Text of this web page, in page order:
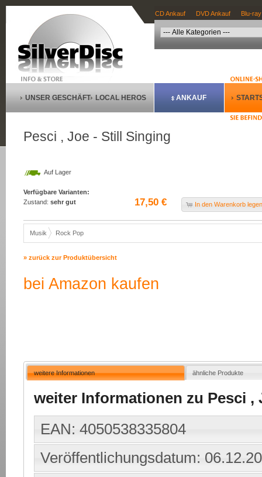
CD Ankauf DVD Ankauf Blu-
UNSER GESCHÄFT LOCAL HEROS ANKAUF
Pesci , Joe - Still Singing
Auf Lager
Verfügbare Varianten:
Zustand: sehr gut 17,50 € In den Warenkorb
Musik Rock Pop
» zurück zur Produktübersicht
bei Amazon kaufen
weitere Informationen ähnliche Produkte
weiter Informationen zu Pesci ,
EAN: 4050538335804
Veröffentlichungsdatum: